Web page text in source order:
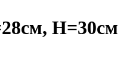
H=30см